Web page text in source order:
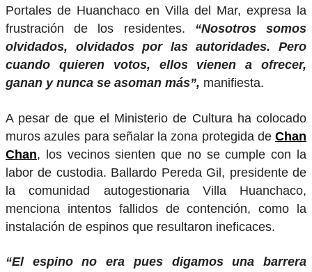
Portales de Huanchaco en Villa del Mar, expresa la
frustración de los residentes. “Nosotros somos
olvidados, olvidados por las autoridades. Pero
cuando quieren votos, ellos vienen a ofrecer,
ganan y nunca se asoman más”, manifiesta.
A pesar de que el Ministerio de Cultura ha colocado
muros azules para señalar la zona protegida de Chan
Chan, los vecinos sienten que no se cumple con la
labor de custodia. Ballardo Pereda Gil, presidente de
la comunidad autogestionaria Villa Huanchaco,
menciona intentos fallidos de contención, como la
instalación de espinos que resultaron ineficaces.
“El espino no era pues digamos una barrera